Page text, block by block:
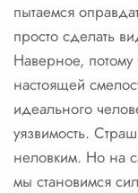
пытаемся
просто сделать
Наверное, потому
настоящей
идеального
уязвимость.
неловким. Но на
мы становимся